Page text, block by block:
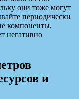
они тоже могут
периодически
компоненты,
негативно
и